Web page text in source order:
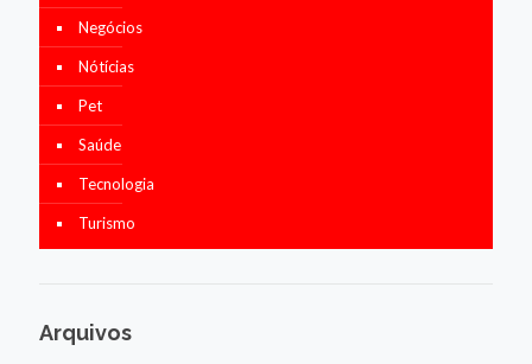
Negócios
Nótícias
Pet
Saúde
Tecnologia
Turismo
Arquivos